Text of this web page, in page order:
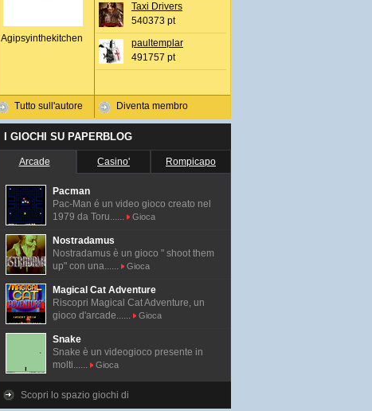
Agipsyinthekitchen
Tutto sull'autore
Taxi Drivers
540373 pt
paultemplar
491757 pt
Diventa membro
I GIOCHI SU PAPERBLOG
Arcade Casino' Rompicapo
Pacman
Pac-Man é un video gioco creato nel
1979 da Toru......
Gioca
Nostradamus
Nostradamus è un gioco " shoot them
up" con una......
Gioca
Magical Cat Adventure
Riscopri Magical Cat Adventure, un
gioco d'arcade......
Gioca
Snake
Snake è un videogioco presente in
molti......
Gioca
Scopri lo spazio giochi di